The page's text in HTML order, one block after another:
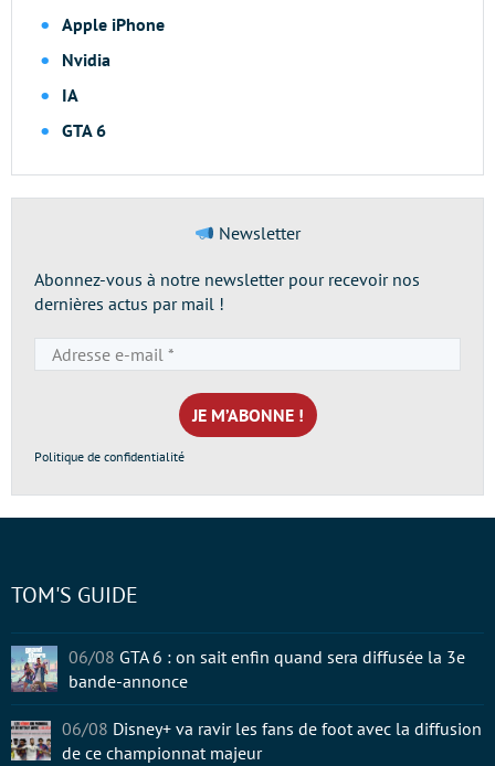
Apple iPhone
Nvidia
IA
GTA 6
Newsletter
Abonnez-vous à notre newsletter pour recevoir nos
dernières actus par mail !
e-
mail
*
Politique de confidentialité
TOM'S GUIDE
06/08 GTA 6 : on sait enfin quand sera diffusée la 3e
bande-annonce
06/08 Disney+ va ravir les fans de foot avec la diffusion
de ce championnat majeur